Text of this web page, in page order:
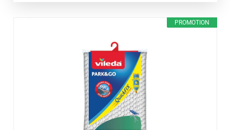
PROMOTION